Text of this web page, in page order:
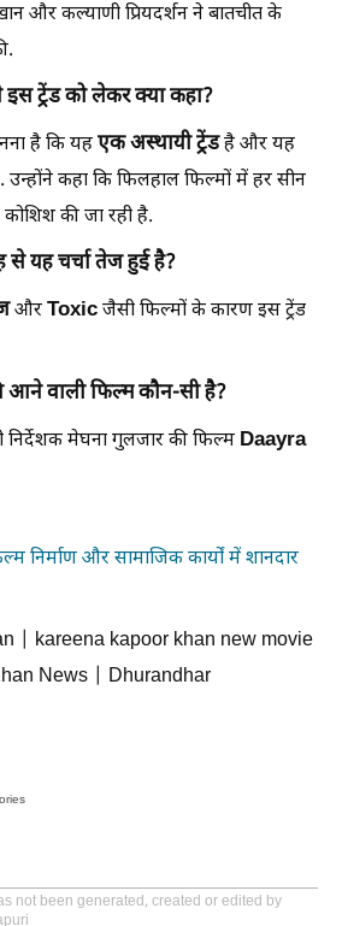
और कल्याणी प्रियदर्शन ने बातचीत के
इस ट्रेंड को लेकर क्या कहा?
है कि यहएक अस्थायी ट्रेंडहै और यह
कहा कि फिलहाल फिल्मों में हर सीन
की जा रही है.
से यह चर्चा तेज हुई है?
औरToxicजैसी फिल्मों के कारण इस ट्रेंड
आने वाली फिल्म कौन-सी है?
निर्देशक मेघना गुलजार की फिल्म Daayra
निर्माण और सामाजिक कार्यों में शानदार
| kareena kapoor khan new movie
News | Dhurandhar
not been generated, created or edited by